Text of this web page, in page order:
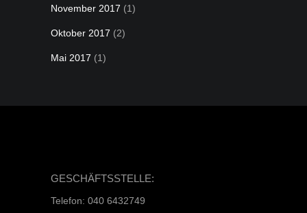
November 2017 (1)
Oktober 2017 (2)
Mai 2017 (1)
GESCHÄFTSSTELLE:
Telefon: 040 6432749